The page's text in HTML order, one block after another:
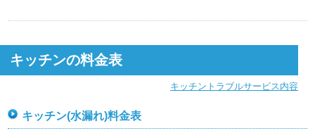
キッチンの料金表
キッチントラブルサービス内容
キッチン(水漏れ)料金表